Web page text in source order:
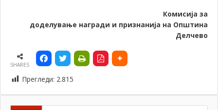
Комисија за
доделување награди и признанија на Општина
Делчево
SHARES
Прегледи: 2.815